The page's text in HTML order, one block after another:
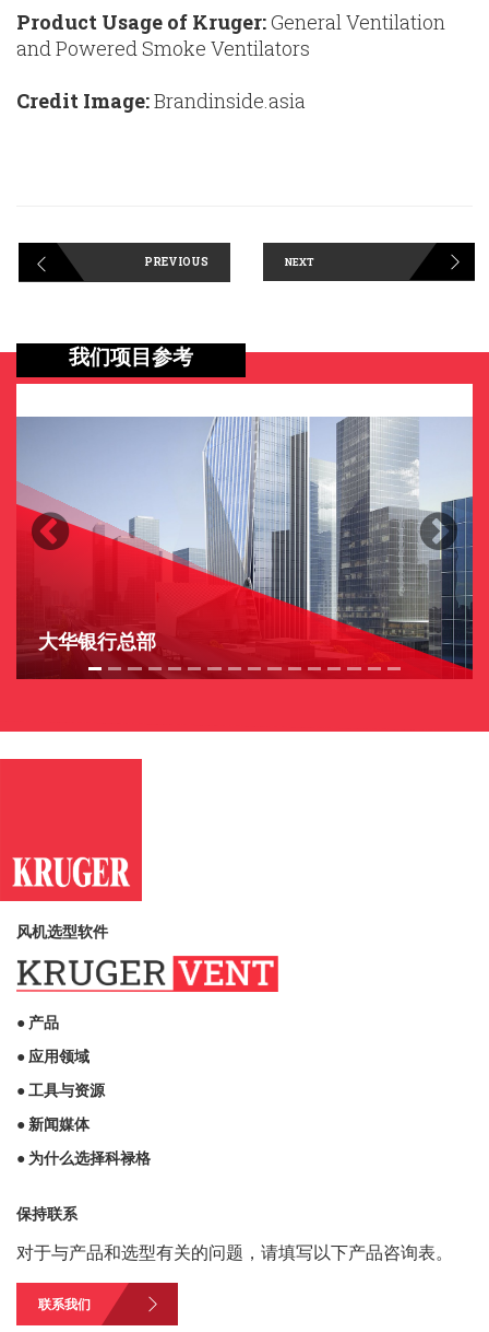
Product Usage of Kruger: General Ventilation
and Powered Smoke Ventilators
Credit Image:Brandinside.asia
PREVIOUS NEXT
我们项目参考
大华银行总部
Previous Next
风机选型软件
● 产品
● 应用领域
● 工具与资源
● 新闻媒体
● 为什么选择科禄格
保持联系
对于与产品和选型有关的问题，请填写以下产品咨询表。
联系我们